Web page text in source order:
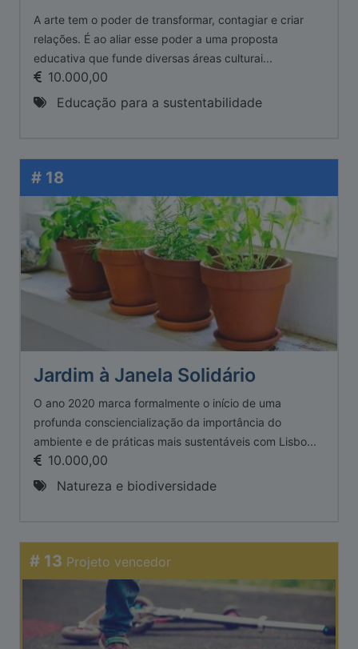
A arte tem o poder de transformar, contagiar e criar
relações. É ao aliar esse poder a uma proposta
educativa que funde diversas áreas culturai...
10.000,00
Educação para a sustentabilidade
# 18
Jardim à Janela Solidário
O ano 2020 marca formalmente o início de uma
profunda consciencialização da importância do
ambiente e de práticas mais sustentáveis com Lisbo...
10.000,00
Natureza e biodiversidade
# 13 Projeto vencedor